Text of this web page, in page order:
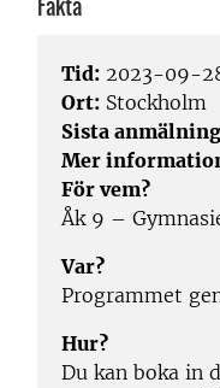
Tid: 2023-09-
Ort: Stockholm
Sista
Mer
För vem?
Åk 9 –
Var?
Programmet
Hur?
Du kan boka in